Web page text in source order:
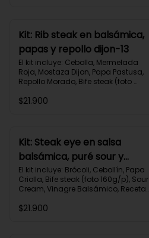
Kit: Rib steak en balsámica,
papas y repollo dijon-13
El kit incluye: Cebolla, Mermelada
Roja, Mostaza Dijon, Papa Pastusa,
Repollo Morado, Bife steak (foto
Balsámico, Vinagre de Vino Blanco,
Grasas 47g | Proteínas 36g
$21.900
Kit: Steak eye en salsa
balsámica, puré sour y
brócoli-15
El kit incluye: Brócoli, Cebollín, Papa
Criolla, Bife steak (foto 160g/p), Sour
Cream, Vinagre Balsámico, Receta
$21.900